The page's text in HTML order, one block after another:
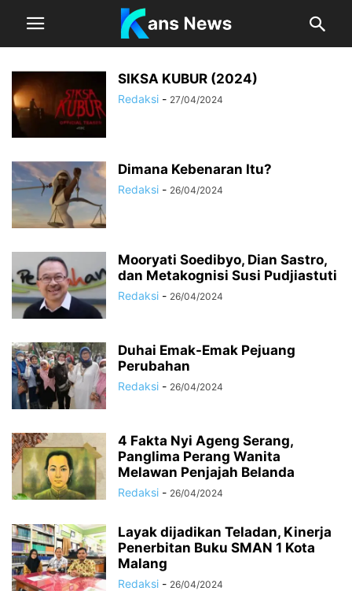
SIKSA KUBUR (2024)
Redaksi - 27/04/2024
Dimana Kebenaran Itu?
Redaksi - 26/04/2024
Mooryati Soedibyo, Dian Sastro,
dan Metakognisi Susi Pudjiastuti
Redaksi - 26/04/2024
Duhai Emak-Emak Pejuang
Perubahan
Redaksi - 26/04/2024
4 Fakta Nyi Ageng Serang,
Panglima Perang Wanita
Melawan Penjajah Belanda
Redaksi - 26/04/2024
Layak dijadikan Teladan, Kinerja
Penerbitan Buku SMAN 1 Kota
Malang
Redaksi - 26/04/2024